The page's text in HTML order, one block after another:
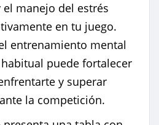
manejo del estrés
en tu juego.
entrenamiento mental
puede fortalecer
y superar
la competición.